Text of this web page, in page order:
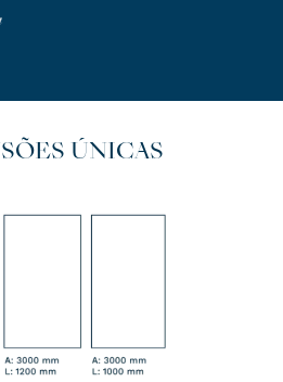
ÚNICAS